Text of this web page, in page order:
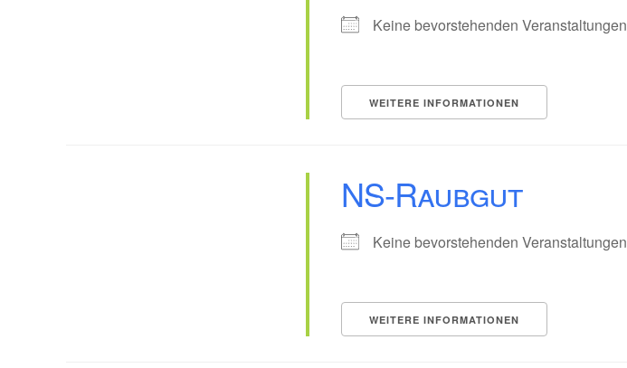
Keine bevorstehenden Veranstaltungen
WEITERE INFORMATIONEN
NS-Raubgut
Keine bevorstehenden Veranstaltungen
WEITERE INFORMATIONEN